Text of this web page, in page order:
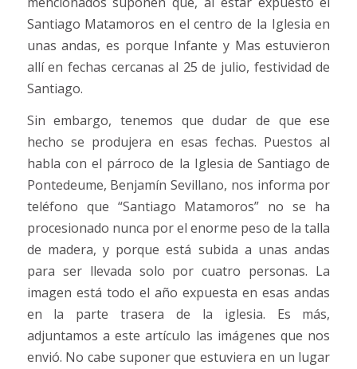
Santiago Matamoros en el centro de la Iglesia en
unas andas, es porque Infante y Mas estuvieron
allí en fechas cercanas al 25 de julio, festividad de
Santiago.
Sin embargo, tenemos que dudar de que ese
hecho se produjera en esas fechas. Puestos al
habla con el párroco de la Iglesia de Santiago de
Pontedeume, Benjamín Sevillano, nos informa por
teléfono que “Santiago Matamoros” no se ha
procesionado nunca por el enorme peso de la talla
de madera, y porque está subida a unas andas
para ser llevada solo por cuatro personas. La
imagen está todo el año expuesta en esas andas
en la parte trasera de la iglesia. Es más,
adjuntamos a este artículo las imágenes que nos
envió. No cabe suponer que estuviera en un lugar